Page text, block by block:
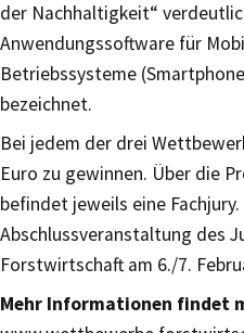
der Nachhaltigkeit“
Anwendungssoftware für
Betriebssysteme
bezeichnet.
Bei jedem der drei
Euro zu gewinnen. Über die
befindet jeweils eine
Abschlussveranstaltung des
Forstwirtschaft am 6./7.
Mehr Informationen findet